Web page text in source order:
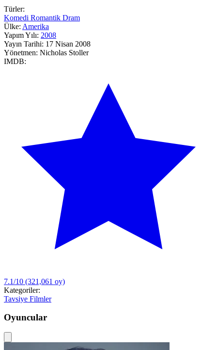
Türler:
Komedi Romantik Dram
Ülke: Amerika
Yapım Yılı: 2008
Yayın Tarihi: 17 Nisan 2008
Yönetmen: Nicholas Stoller
IMDB:
7.1/10 (321,061 oy)
Kategoriler:
Tavsiye Filmler
Oyuncular